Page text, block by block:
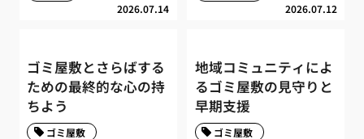
2026.07.14 2026.07.12
ゴミ屋敷とさらばする
ための最終的な心の持
ちよう
ゴミ屋敷
地域コミュニティによ
るゴミ屋敷の見守りと
早期支援
ゴミ屋敷